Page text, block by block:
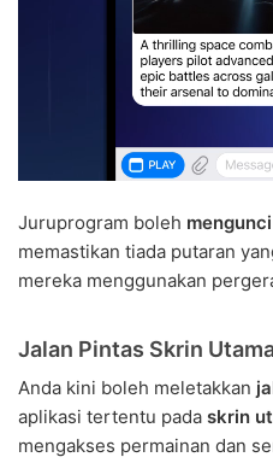
Juruprogram boleh mengunci
memastikan tiada putaran
mereka menggunakan
Jalan Pintas Skrin
Anda kini boleh meletakkan
aplikasi tertentu pada skrin
mengakses permainan dan